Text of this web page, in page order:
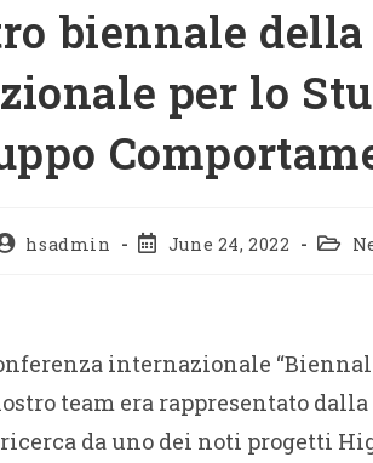
biennale della
per lo
hsadmin June 24, 2022
internazionale
team era rappresentato dalla
da uno dei noti progetti